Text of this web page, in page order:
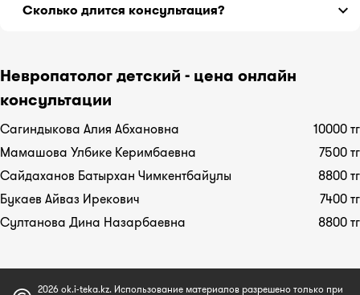
обратитесь к терапевту.
Сколько длится консультация?
Невропатолог детский - цена онлайн
консультации
Сагиндыкова Алия Абхановна
10000 тг
Мамашова Улбике Керимбаевна
7500 тг
Сайдаханов Батырхан Чимкентбайулы
8800 тг
Букаев Айваз Ирекович
7400 тг
Султанова Дина Назарбаевна
8800 тг
2026 ok.i-teka.kz. Использование материалов разрешено только при